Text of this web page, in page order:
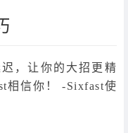
迟，让你的大招更精
相信你！ -Sixfast使